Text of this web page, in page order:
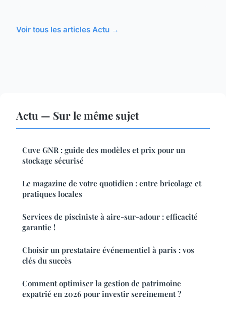
Voir tous les articles Actu →
Actu — Sur le même sujet
Cuve GNR : guide des modèles et prix pour un
stockage sécurisé
Le magazine de votre quotidien : entre bricolage et
pratiques locales
Services de pisciniste à aire-sur-adour : efficacité
garantie !
Choisir un prestataire événementiel à paris : vos
clés du succès
Comment optimiser la gestion de patrimoine
expatrié en 2026 pour investir sereinement ?